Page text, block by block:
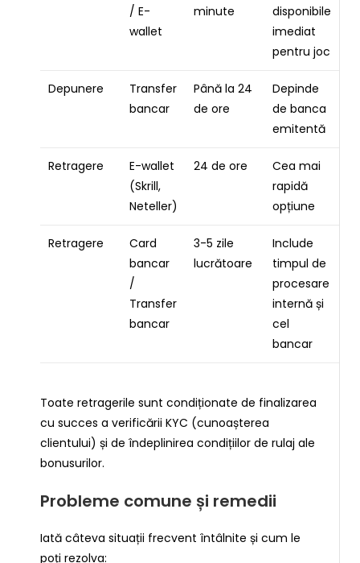
/ E-
wallet
minute
disponibile
imediat
pentru joc
Depunere
Transfer
bancar
Până la 24
de ore
Depinde
de banca
emitentă
Retragere
E-wallet
(Skrill,
Neteller)
24 de ore
Cea mai
rapidă
opțiune
Retragere
Card
bancar
/
Transfer
bancar
3-5 zile
lucrătoare
Include
timpul de
procesare
internă și
cel
bancar
Toate retragerile sunt condiționate de finalizarea
cu succes a verificării KYC (cunoașterea
clientului) și de îndeplinirea condițiilor de rulaj ale
bonusurilor.
Probleme comune și remedii
Iată câteva situații frecvent întâlnite și cum le
poți rezolva: